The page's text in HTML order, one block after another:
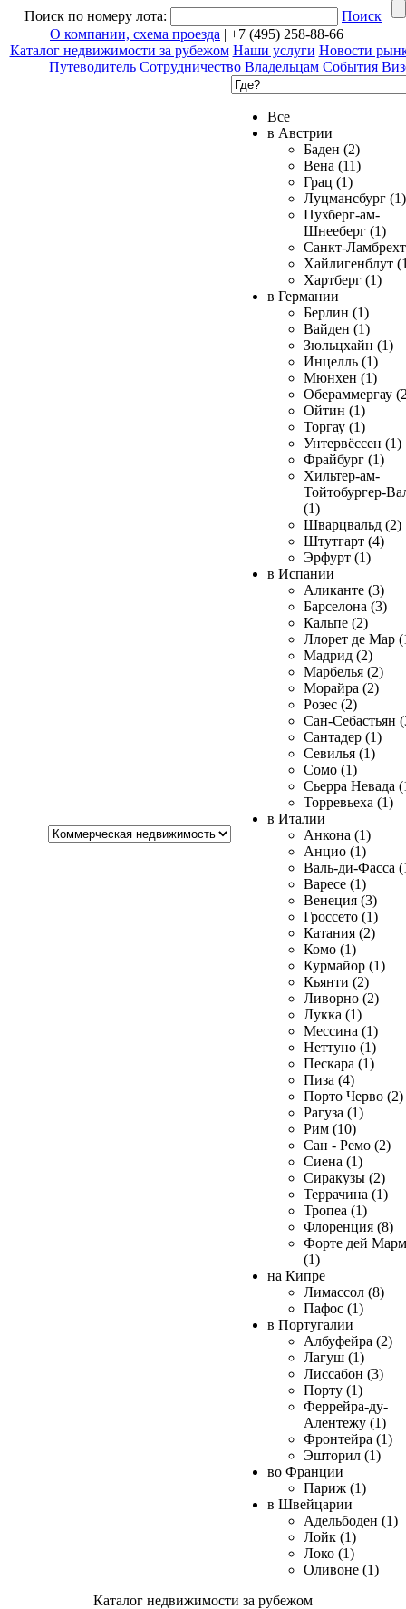
Поиск по номеру лота:
Поиск
О компании, схема проезда | +7 (495) 258-88-66
Каталог недвижимости за рубежом Наши услуги Новости
Путеводитель Сотрудничество Владельцам События
Все
в Австрии
Баден (2)
Вена (11)
Грац (1)
Луцмансбург (1)
Пухберг-ам-
Шнееберг (1)
Санкт-
Хайлигенблут
Хартберг (1)
в Германии
Берлин (1)
Вайден (1)
Зюльцхайн (1)
Инцелль (1)
Мюнхен (1)
Обераммергау
Ойтин (1)
Торгау (1)
Унтервёссен (1)
Фрайбург (1)
Хильтер-ам-
Тойтобургер-
(1)
Шварцвальд (2)
Штутгарт (4)
Эрфурт (1)
в Испании
Аликанте (3)
Барселона (3)
Кальпе (2)
Ллорет де Мар
Мадрид (2)
Марбелья (2)
Морайра (2)
Розес (2)
Сан-Себастьян
Сантадер (1)
Севилья (1)
Сомо (1)
Сьерра Невада
Торревьеха (1)
в Италии
Анкона (1)
Анцио (1)
Валь-ди-Фасса
Варесе (1)
Венеция (3)
Гроссето (1)
Катания (2)
Комо (1)
Курмайор (1)
Кьянти (2)
Ливорно (2)
Лукка (1)
Мессина (1)
Неттуно (1)
Пескара (1)
Пиза (4)
Порто Черво (2)
Рагуза (1)
Рим (10)
Сан - Ремо (2)
Сиена (1)
Сиракузы (2)
Террачина (1)
Тропеа (1)
Флоренция (8)
Форте дей
(1)
на Кипре
Лимассол (8)
Пафос (1)
в Португалии
Албуфейра (2)
Лагуш (1)
Лиссабон (3)
Порту (1)
Феррейра-ду-
Алентежу (1)
Фронтейра (1)
Эшторил (1)
во Франции
Париж (1)
в Швейцарии
Адельбоден (1)
Лойк (1)
Локо (1)
Оливоне (1)
Каталог недвижимости за рубежом